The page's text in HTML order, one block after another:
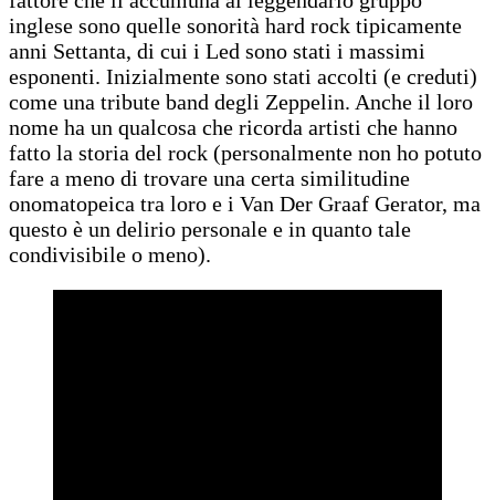
inglese sono quelle sonorità hard rock tipicamente
anni Settanta, di cui i Led sono stati i massimi
esponenti. Inizialmente sono stati accolti (e creduti)
come una tribute band degli Zeppelin. Anche il loro
nome ha un qualcosa che ricorda artisti che hanno
fatto la storia del rock (personalmente non ho potuto
fare a meno di trovare una certa similitudine
onomatopeica tra loro e i Van Der Graaf Gerator, ma
questo è un delirio personale e in quanto tale
condivisibile o meno).